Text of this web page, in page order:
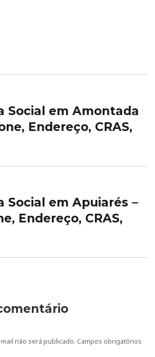
Social em Amontada
Endereço, CRAS,
Social em Apuiarés –
Endereço, CRAS,
não será publicado. Campos obrigatórios